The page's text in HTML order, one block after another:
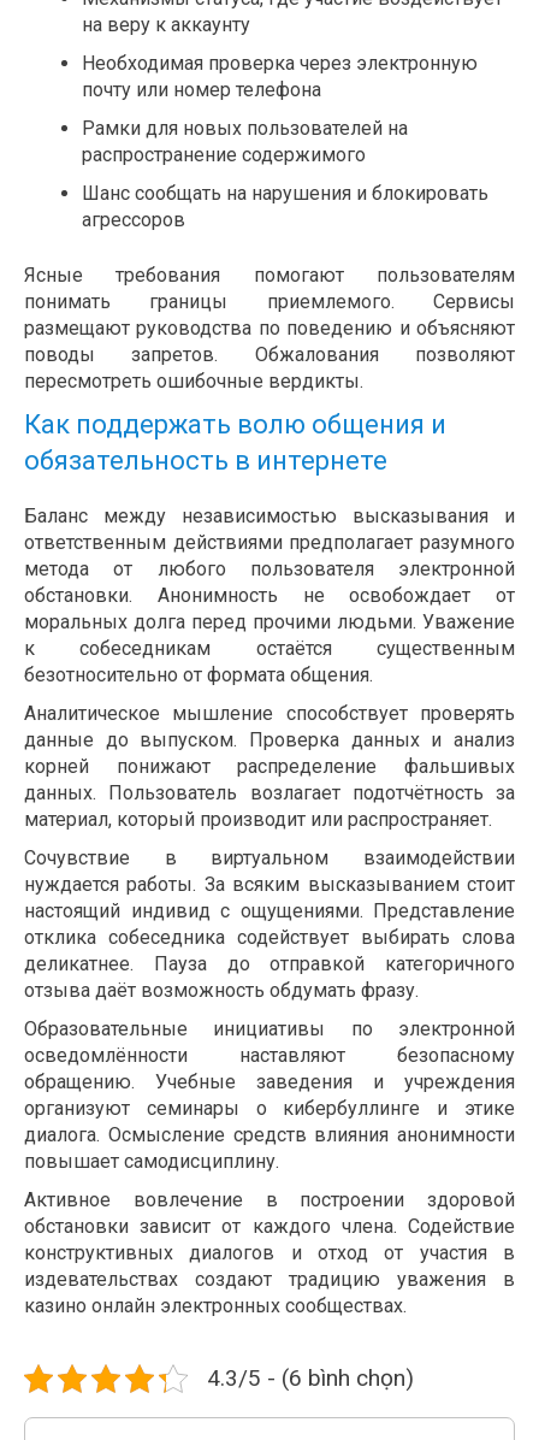
на веру к аккаунту
Необходимая проверка через электронную
почту или номер телефона
Рамки для новых пользователей на
распространение содержимого
Шанс сообщать на нарушения и блокировать
агрессоров
Ясные требования помогают пользователям
понимать границы приемлемого. Сервисы
размещают руководства по поведению и объясняют
поводы запретов. Обжалования позволяют
пересмотреть ошибочные вердикты.
Как поддержать волю общения и
обязательность в интернете
Баланс между независимостью высказывания и
ответственным действиями предполагает разумного
метода от любого пользователя электронной
обстановки. Анонимность не освобождает от
моральных долга перед прочими людьми. Уважение
к собеседникам остаётся существенным
безотносительно от формата общения.
Аналитическое мышление способствует проверять
данные до выпуском. Проверка данных и анализ
корней понижают распределение фальшивых
данных. Пользователь возлагает подотчётность за
материал, который производит или распространяет.
Сочувствие в виртуальном взаимодействии
нуждается работы. За всяким высказыванием стоит
настоящий индивид с ощущениями. Представление
отклика собеседника содействует выбирать слова
деликатнее. Пауза до отправкой категоричного
отзыва даёт возможность обдумать фразу.
Образовательные инициативы по электронной
осведомлённости наставляют безопасному
обращению. Учебные заведения и учреждения
организуют семинары о кибербуллинге и этике
диалога. Осмысление средств влияния анонимности
повышает самодисциплину.
Активное вовлечение в построении здоровой
обстановки зависит от каждого члена. Содействие
конструктивных диалогов и отход от участия в
издевательствах создают традицию уважения в
казино онлайн электронных сообществах.
4.3/5 - (6 bình chọn)